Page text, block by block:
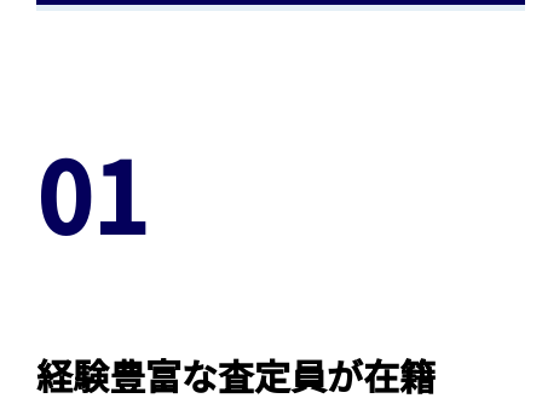
01
経験豊富な査定員が在籍